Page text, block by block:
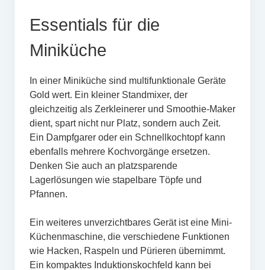
Essentials für die
Miniküche
In einer Miniküche sind multifunktionale Geräte
Gold wert. Ein kleiner Standmixer, der
gleichzeitig als Zerkleinerer und Smoothie-Maker
dient, spart nicht nur Platz, sondern auch Zeit.
Ein Dampfgarer oder ein Schnellkochtopf kann
ebenfalls mehrere Kochvorgänge ersetzen.
Denken Sie auch an platzsparende
Lagerlösungen wie stapelbare Töpfe und
Pfannen.
Ein weiteres unverzichtbares Gerät ist eine Mini-
Küchenmaschine, die verschiedene Funktionen
wie Hacken, Raspeln und Pürieren übernimmt.
Ein kompaktes Induktionskochfeld kann bei